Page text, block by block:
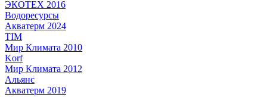
ЭКОТЕХ 2016
Водоресурсы
Акватерм 2024
TIM
Мир Климата 2010
Korf
Мир Климата 2012
Альянс
Акватерм 2019